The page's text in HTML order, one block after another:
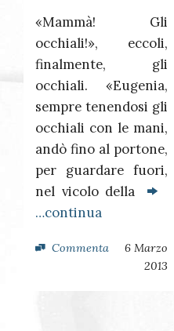
«Mammà! Gli
occhiali!», eccoli,
finalmente, gli
occhiali. «Eugenia,
sempre tenendosi gli
occhiali con le mani,
andò fino al portone,
per guardare fuori,
nel vicolo della
…continua
Commenta
6 Marzo
2013